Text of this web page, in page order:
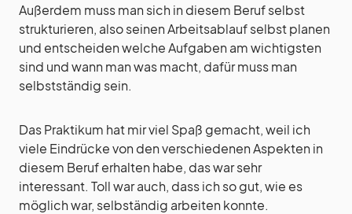
Außerdem muss man sich in diesem Beruf selbst
strukturieren, also seinen Arbeitsablauf selbst planen
und entscheiden welche Aufgaben am wichtigsten
sind und wann man was macht, dafür muss man
selbstständig sein.
Das Praktikum hat mir viel Spaß gemacht, weil ich
viele Eindrücke von den verschiedenen Aspekten in
diesem Beruf erhalten habe, das war sehr
interessant. Toll war auch, dass ich so gut, wie es
möglich war, selbständig arbeiten konnte.